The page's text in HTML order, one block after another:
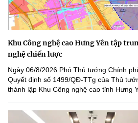
Khu Công nghệ cao Hưng Yên tập
nghệ chiến lược
Ngày 06/8/2026 Phó Thủ tướng Chính
Quyết định số 1499/QĐ-TTg của Thủ
thành lập Khu Công nghệ cao tỉnh Hưng